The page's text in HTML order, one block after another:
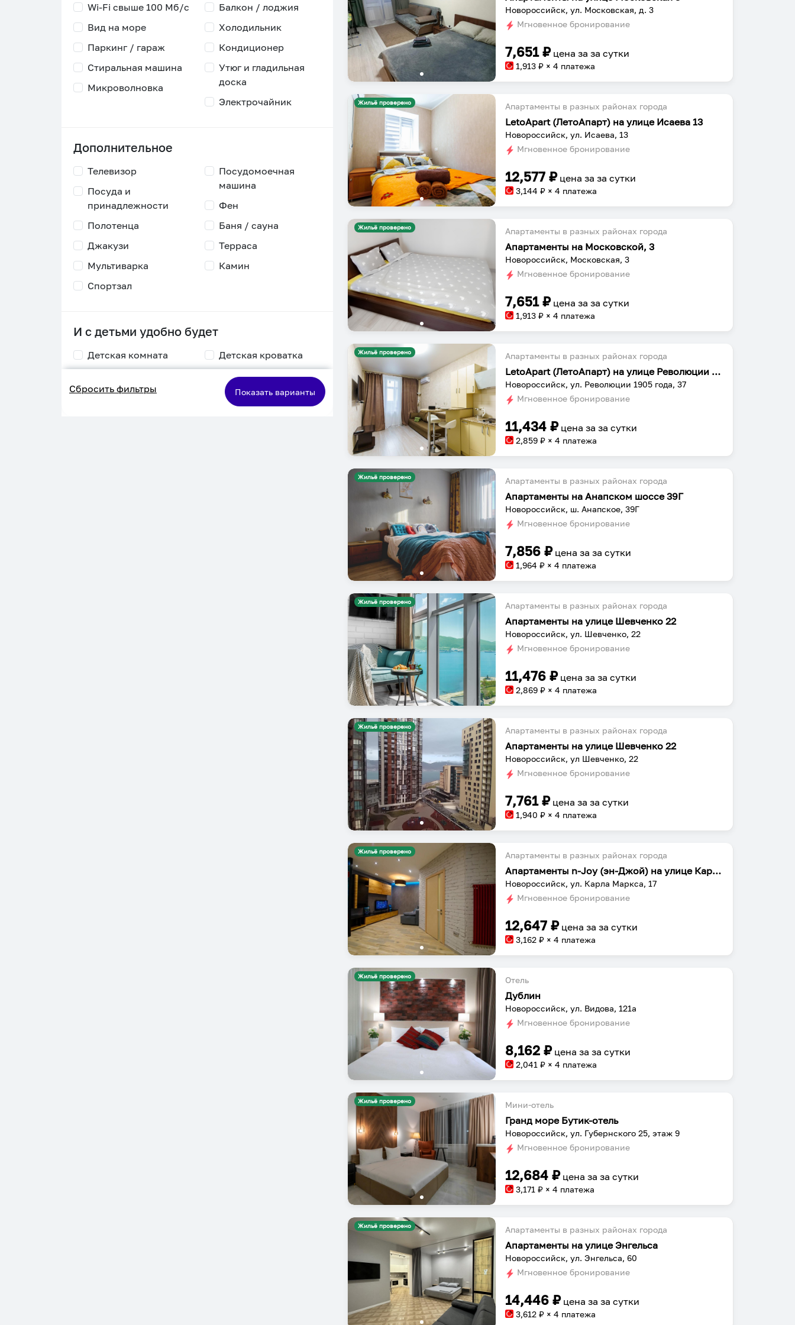
Wi-Fi свыше 100 Мб/с
Балкон / лоджия
Вид на море
Паркинг / гараж
Холодильник
Кондиционер
Стиральная машина
Микроволновка
Утюг и гладильная
доска
Электрочайник
Дополнительное
Телевизор
Посуда и
принадлежности
Посудомоечная
машина
Фен
Полотенца
Джакузи
Баня / сауна
Терраса
Мультиварка
Спортзал
Камин
И с детьми удобно будет
Детская комната
кормления
Детская кроватка
Двухъярусная
кровать
Сбросить фильтры Показать варианты
Новороссийск, ул. Московская, д. 3
Мгновенное бронирование
7,651₽ цена заза сутки
1,913 ₽ × 4 платежа
Жильё проверено Апартаменты в разных районах города
LetoApart (ЛетоАпарт) на улице Исаева 13
Новороссийск, ул. Исаева, 13
Мгновенное бронирование
12,577 ₽ цена заза сутки
3,144 ₽ × 4 платежа
Жильё проверено Апартаменты в разных районах города
Апартаменты на Московской, 3
Новороссийск, Московская, 3
Мгновенное бронирование
7,651₽ цена заза сутки
1,913 ₽ × 4 платежа
Жильё проверено Апартаменты в разных районах города
LetoApart (ЛетоАпарт) на улице Революции 1905 года 37-342
Новороссийск, ул. Революции 1905 года, 37
Мгновенное бронирование
11,434 ₽ цена заза сутки
2,859 ₽ × 4 платежа
Жильё проверено Апартаменты в разных районах города
Апартаменты на Анапском шоссе 39Г
Новороссийск, ш. Анапское, 39Г
Мгновенное бронирование
7,856 ₽ цена заза сутки
1,964 ₽ × 4 платежа
Жильё проверено Апартаменты в разных районах города
Апартаменты на улице Шевченко 22
Новороссийск, ул. Шевченко, 22
Мгновенное бронирование
11,476 ₽ цена заза сутки
2,869 ₽ × 4 платежа
Жильё проверено Апартаменты в разных районах города
Апартаменты на улице Шевченко 22
Новороссийск, ул Шевченко, 22
Мгновенное бронирование
7,761₽ цена заза сутки
1,940 ₽ × 4 платежа
Жильё проверено Апартаменты в разных районах города
Апартаменты n-Joy (эн-Джой) на улице Карла Маркса
Новороссийск, ул. Карла Маркса, 17
Мгновенное бронирование
12,647 ₽ цена заза сутки
3,162 ₽ × 4 платежа
Жильё проверено Отель
Дублин
Новороссийск, ул. Видова, 121а
Мгновенное бронирование
8,162 ₽ цена заза сутки
2,041 ₽ × 4 платежа
Жильё проверено Мини-отель
Гранд море Бутик-отель
Новороссийск, ул. Губернского 25, этаж 9
Мгновенное бронирование
12,684 ₽ цена заза сутки
3,171 ₽ × 4 платежа
Жильё проверено Апартаменты в разных районах города
Апартаменты на улице Энгельса
Новороссийск, ул. Энгельса, 60
Мгновенное бронирование
14,446 ₽ цена заза сутки
3,612 ₽ × 4 платежа